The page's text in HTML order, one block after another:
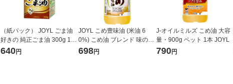
（紙パック） JOYL ごま油
好きの 純正ごま油 300g 1本
味の素 J-オイルミルズ
640円
JOYL こめ豊味油 (米油 6
0%) こめ油 ブレンド 味の素
J-オイルミルズ 900g ペット
698円
J-オイルミルズ こめ油 大容
量・900g ペット 1本 JOYL
790円